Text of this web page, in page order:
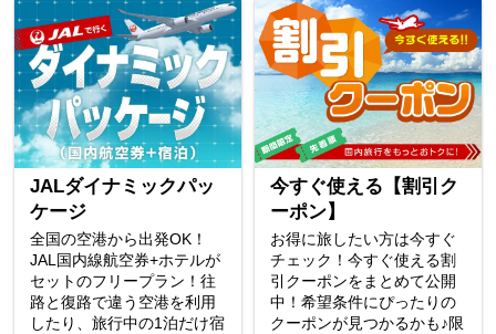
JALダイナミックパッ
ケージ
全国の空港から出発OK！
JAL国内線航空券+ホテルが
セットのフリープラン！往
路と復路で違う空港を利用
したり、旅行中の1泊だけ宿
今すぐ使える【割引ク
ーポン】
お得に旅したい方は今すぐ
チェック！今すぐ使える割
引クーポンをまとめて公開
中！希望条件にぴったりの
クーポンが見つかるかも♪限